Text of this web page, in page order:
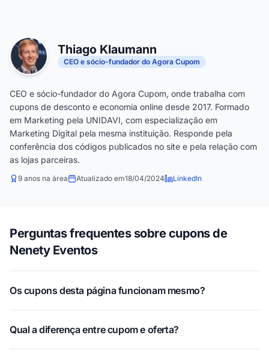
Thiago Klaumann
CEO e sócio-fundador do Agora Cupom
CEO e sócio-fundador do Agora Cupom, onde trabalha com
cupons de desconto e economia online desde 2017. Formado
em Marketing pela UNIDAVI, com especialização em
Marketing Digital pela mesma instituição. Responde pela
conferência dos códigos publicados no site e pela relação com
as lojas parceiras.
9 anos na área Atualizado em18/04/2024 LinkedIn
Perguntas frequentes sobre cupons de
Nenety Eventos
Os cupons desta página funcionam mesmo?
Qual a diferença entre cupom e oferta?